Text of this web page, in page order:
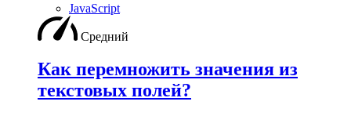
JavaScript
Средний
Как перемножить значения из
текстовых полей?